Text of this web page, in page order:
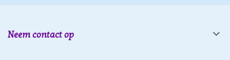
Neem contact op